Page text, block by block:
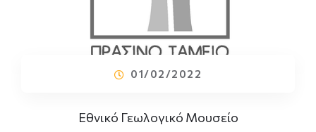
01/02/2022
Εθνικό Γεωλογικό Μουσείο